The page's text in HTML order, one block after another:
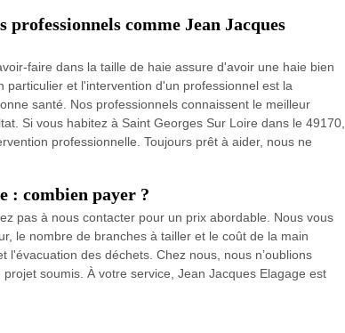
professionnels comme Jean Jacques
faire dans la taille de haie assure d'avoir une haie bien
particulier et l'intervention d'un professionnel est la
santé. Nos professionnels connaissent le meilleur
Si vous habitez à Saint Georges Sur Loire dans le 49170,
professionnelle. Toujours prêt à aider, nous ne
: combien payer ?
pas à nous contacter pour un prix abordable. Nous vous
le nombre de branches à tailler et le coût de la main
des déchets. Chez nous, nous n’oublions
soumis. À votre service, Jean Jacques Elagage est